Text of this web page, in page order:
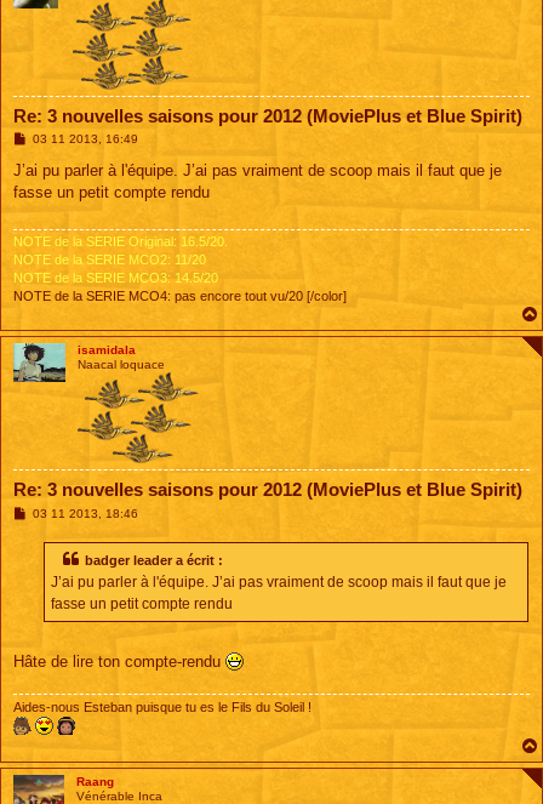
Re: 3 nouvelles saisons pour 2012 (MoviePlus et Blue Spirit)
M
s
a
03 11 2013, 16:49
J’ai pu parler à l'équipe. J’ai pas vraiment de scoop mais il faut que je
fasse un petit compte rendu
NOTE de la SERIE Original: 16.5/20.
NOTE de la SERIE MCO2: 11/20
NOTE de la SERIE MCO3: 14.5/20
NOTE de la SERIE MCO4: pas encore tout vu/20 [/color]
isamidala
Naacal loquace
Re: 3 nouvelles saisons pour 2012 (MoviePlus et Blue Spirit)
M03 11 2013, 18:46
badger leader a écrit :
J’ai pu parler à l'équipe. J’ai pas vraiment de scoop mais il faut que je
fasse un petit compte rendu
Hâte de lire ton compte-rendu
Aides-nous Esteban puisque tu es le Fils du Soleil !
Raang
Vénérable Inca